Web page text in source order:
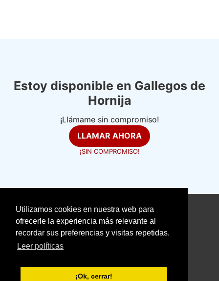
Utilizamos cookies en nuestra web para
ofrecerle la experiencia más relevante al
recordar sus preferencias y visitas repetidas.
Leer políticas
¡Ok, cerrar!
Estoy disponible en Gallegos de
Hornija
¡Llámame sin compromiso!
LLAMAR AHORA
¡SIN COMPROMISO!
electricistasexpertos.com
Aviso Legal
With love ❤️ seoclic.com